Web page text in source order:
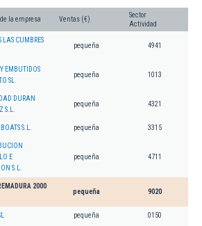
la empresa Ventas (€)
Sector
Actividad
LAS CUMBRES
pequeña 4941
EMBUTIDOS
SL
pequeña 1013
DURAN
S.L.
pequeña 4321
S.L. pequeña 3315
E
S.L.
pequeña 4711
2000
pequeña 9020
pequeña 0150